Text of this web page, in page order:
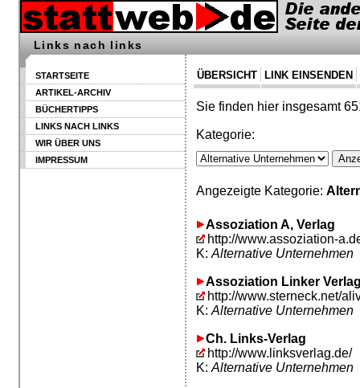
Links nach links
ÜBERSICHT LINK EINSENDEN
Sie finden hier insgesamt
Kategorie:
Angezeigte Kategorie:
Assoziation A, Verlag
http://www.assoziation-
K: Alternative Unternehmen
Assoziation Linker
http://www.sterneck.net/
K: Alternative Unternehmen
Ch. Links-Verlag
http://www.linksverlag.de/
K: Alternative Unternehmen
STARTSEITE
ARTIKEL-ARCHIV
BÜCHERTIPPS
LINKS NACH LINKS
WIR ÜBER UNS
IMPRESSUM